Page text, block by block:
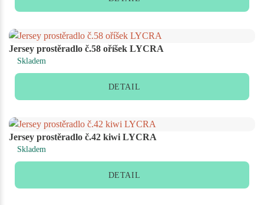
Jersey prostěradlo č.58 oříšek LYCRA
Skladem
DETAIL
Jersey prostěradlo č.42 kiwi LYCRA
Skladem
DETAIL